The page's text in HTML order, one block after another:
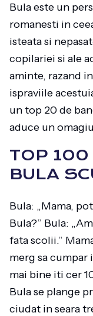
Bula este un
romanesti in
isteata si
copilariei si ale
aminte, razand
ispraviile
un top 20 de
aduce un
TOP 100
BULA
Bula: „Mama,
Bula?” Bula:
fata scolii.”
merg sa cumpar
mai bine iti cer
Bula se plange
ciudat in seara